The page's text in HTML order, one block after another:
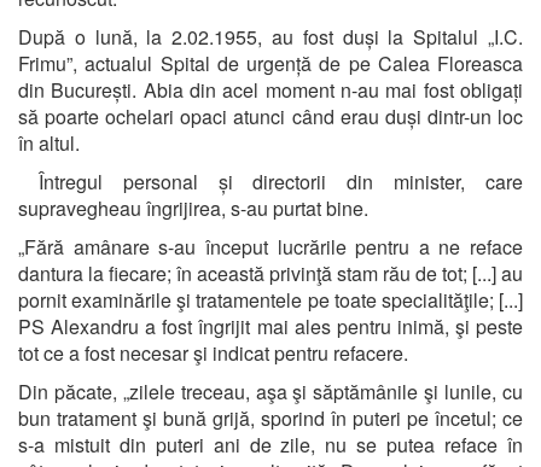
După o lună, la 2.02.1955, au fost duși la Spitalul „I.C.
Frimu”, actualul Spital de urgență de pe Calea Floreasca
din București. Abia din acel moment n-au mai fost obligați
să poarte ochelari opaci atunci când erau duși dintr-un loc
în altul.
Întregul personal și directorii din minister, care
supravegheau îngrijirea, s-au purtat bine.
„Fără amânare s-au început lucrările pentru a ne reface
dantura la fiecare; în această privinţă stam rău de tot; [...] au
pornit examinările şi tratamentele pe toate specialităţile; [...]
PS Alexandru a fost îngrijit mai ales pentru inimă, şi peste
tot ce a fost necesar şi indicat pentru refacere.
Din păcate, „zilele treceau, aşa şi săptămânile şi lunile, cu
bun tratament şi bună grijă, sporind în puteri pe încetul; ce
s-a mistuit din puteri ani de zile, nu se putea reface în